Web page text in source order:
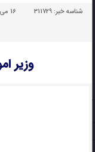
شناسه خبر:311729 16 می 2026 - 3:21
وزیر